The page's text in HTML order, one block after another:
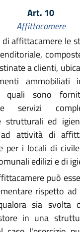
Art. 10
Affittacamere
di affittacamere le
a clienti,
ammobiliati
quali sono
servizi
strutturali ed
attività di
per i locali di
edilizi e di
può
rispetto
sia svolta
in una